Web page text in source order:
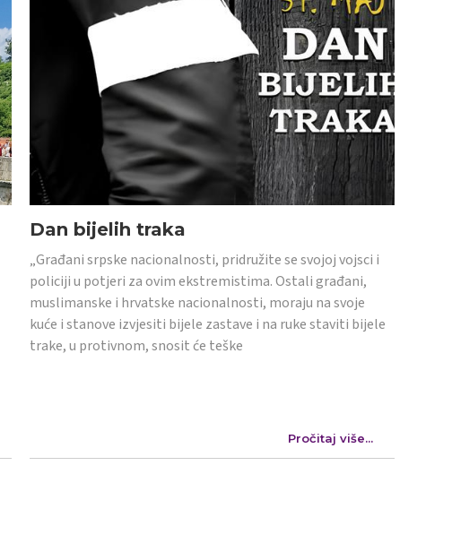
Dan bijelih traka
„Građani srpske nacionalnosti, pridružite se svojoj vojsci i
policiji u potjeri za ovim ekstremistima. Ostali građani,
muslimanske i hrvatske nacionalnosti, moraju na svoje
kuće i stanove izvjesiti bijele zastave i na ruke staviti bijele
trake, u protivnom, snosit će teške
Pročitaj više...